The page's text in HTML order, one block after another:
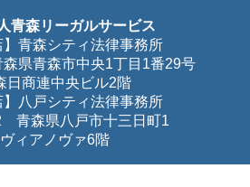
青森リーガルサービス
】青森シティ法律事務所
県青森市中央1丁目1番29号
商連中央ビル2階
】八戸シティ法律事務所
青森県八戸市十三日町1
ィアノヴァ6階